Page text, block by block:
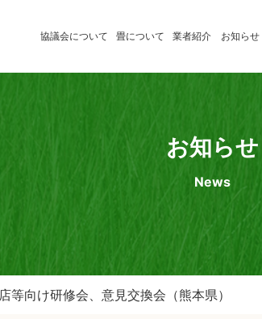
協議会について 畳について 業者紹介
いぐさ製
熊本県産
お知らせ
お知らせ
News
等向け研修会、意見交換会（熊本県）